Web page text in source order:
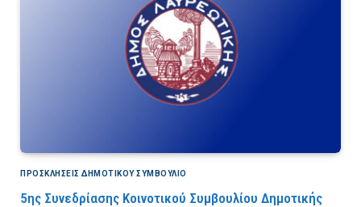
ΠΡΟΣΚΛΉΣΕΙΣ ΔΗΜΟΤΙΚΟΎ ΣΥΜΒΟΎΛΙΟ
5ης Συνεδρίασης Κοινοτικού Συμβουλίου Δημοτικής